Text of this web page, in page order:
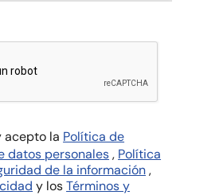
acepto la Política de
datos personales, Política
de la información,
y losTérminos y